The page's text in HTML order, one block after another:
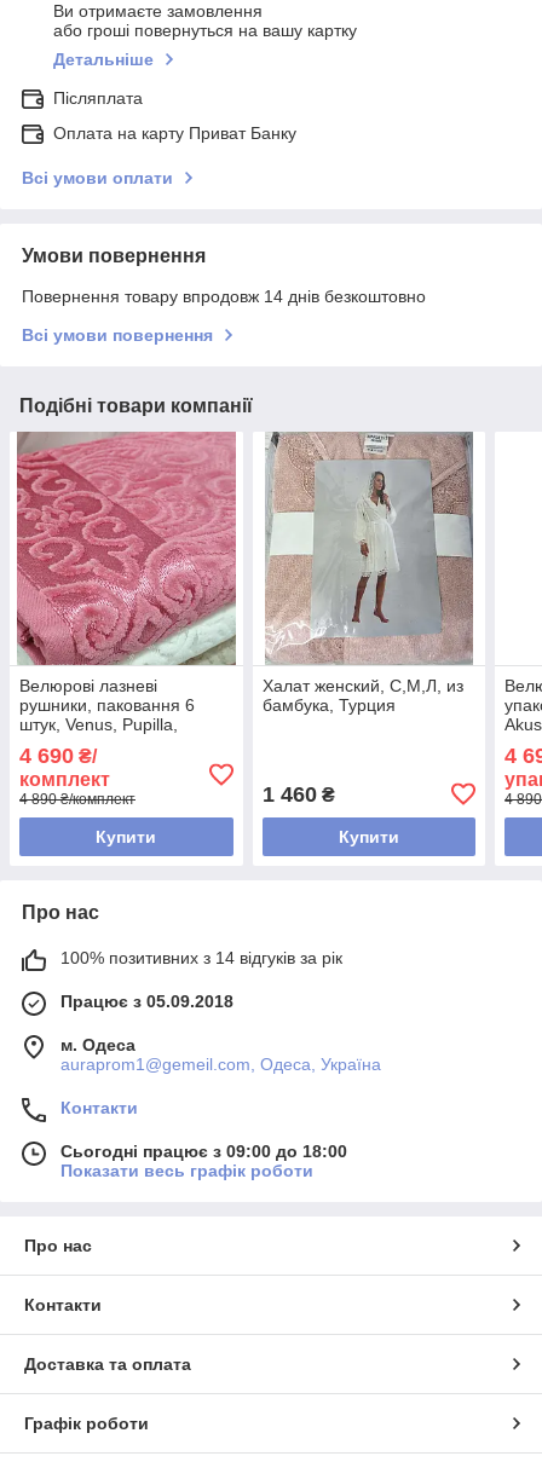
Ви отримаєте замовлення
або гроші повернуться на вашу картку
Детальніше
Післяплата
Оплата на карту Приват Банку
Всі умови оплати
Умови повернення
Повернення товару впродовж 14 днів безкоштовно
Всі умови повернення
Подібні товари компанії
Велюрові лазневі
рушники, паковання 6
штук, Venus, Pupilla,
4 690 ₴/
комплект
4 890 ₴/комплект
Купити
Халат женский, С,М,Л, из
бамбука, Турция
1 460₴
Купити
4
4
Про нас
100% позитивних з 14 відгуків за рік
Працює з 05.09.2018
м. Одеса
auraprom1@gemeil.com, Одеса, Україна
Контакти
Сьогодні працює з 09:00 до 18:00
Показати весь графік роботи
Про нас
Контакти
Доставка та оплата
Графік роботи